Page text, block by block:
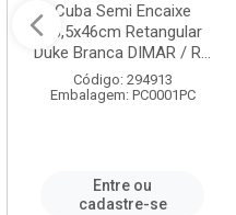
Cuba Semi Encaixe
58,5x46cm Retangular
Duke Branca DIMAR / R...
Código: 294913
Embalagem: PC0001PC
Entre ou
cadastre-se